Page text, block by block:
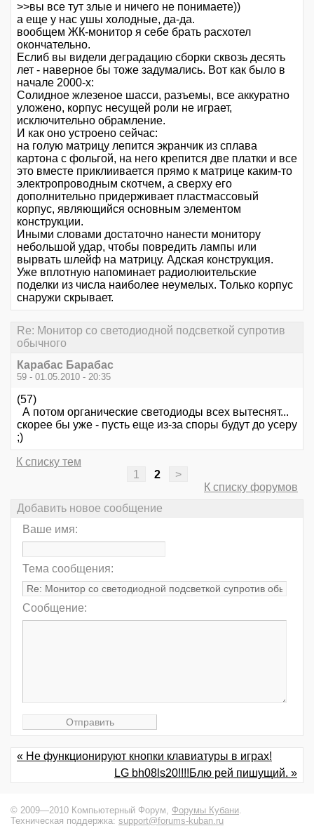
>>вы все тут злые и ничего не понимаете))
а еще у нас ушы холодные, да-да.
вообщем ЖК-монитор я себе брать расхотел
окончательно.
Еслиб вы видели деградацию сборки сквозь десять
лет - наверное бы тоже задумались. Вот как было в
начале 2000-х:
Солидное жлезеное шасси, разъемы, все аккуратно
уложено, корпус несущей роли не играет,
исключительно обрамление.
И как оно устроено сейчас:
на голую матрицу лепится экранчик из сплава
картона с фольгой, на него крепится две платки и все
это вместе приклиивается прямо к матрице каким-то
электропроводным скотчем, а сверху его
дополнительно придерживает пластмассовый
корпус, являющийся основным элементом
конструкции.
Иными словами достаточно нанести монитору
небольшой удар, чтобы повредить лампы или
вырвать шлейф на матрицу. Адская конструкция.
Уже вплотную напоминает радиолюительские
поделки из числа наиболее неумелых. Только корпус
снаружи скрывает.
Re: Монитор со светодиодной подсветкой супротив
обычного
Карабас Барабас
59 - 01.05.2010 - 20:35
(57)
А потом органические светодиоды всех вытеснят...
скорее бы уже - пусть еще из-за споры будут до усеру
;)
К списку тем
1
2
>
К списку форумов
Добавить новое сообщение
Ваше имя:
Тема сообщения:
Сообщение:
« Не функционируют кнопки клавиатуры в играх!
LG bh08ls20!!!!Блю рей пишущий. »
© 2009—2010 Компьютерный Форум, Форумы Кубани
Техническая поддержка: support@forums-kuban.ru